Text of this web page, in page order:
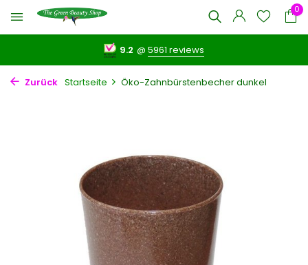
0
9.2 @5961 reviews
Zurück Startseite Öko-Zahnbürstenbecher dunkel